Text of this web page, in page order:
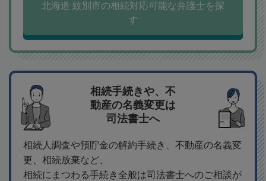
北海道 紋別市の相続対応可能な弁護士を探
す
相続手続きや、不
動産の名義変更は
司法書士へ
相続人調査や預貯金の解約手続き、不動産の名義変
更、相続放棄など、
相続にまつわる手続き全般は司法書士へのご相談が